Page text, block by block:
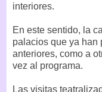
interiores.
En este sentido, la
palacios que ya han
anteriores, como a
vez al programa.
Las visitas